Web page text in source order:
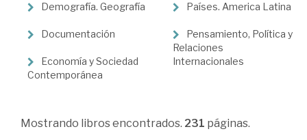
América
Demografía. Geografía
Documentación
Economía y Sociedad
Contemporánea
Países. America Latina
Pensamiento, Política y
Relaciones
Internacionales
Mostrando libros encontrados. 231 páginas.